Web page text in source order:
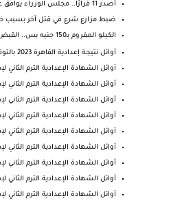
أصدر 11 قرارًا.. مجلس الوزراء يوافق على التقويم ال...
ضبط مزارع شرع في قتل آخر بسبب
الكيلو المفروم بـ150 جنيه بس.. القبض على جزار يبيع...
أوائل نتيجة إعدادية القاهرة 2023 بالتوفيق😍
أوائل الشهادة الإعدادية الترم الثاني
أوائل الشهادة الإعدادية الترم
أوائل الشهادة الإعدادية الترم الثاني
أوائل الشهادة الإعدادية الترم الثاني
أوائل الشهادة الإعدادية الترم الثاني
أوائل الشهادة الإعدادية الترم الثاني
أوائل الشهادة الإعدادية الترم الثاني
أوائل الشهادة الإعدادية الترم
أوائل الشهادة الإعدادية الترم الثاني